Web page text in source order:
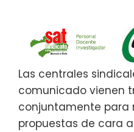
Las centrales
comunicado vienen
conjuntamente para
propuestas de cara